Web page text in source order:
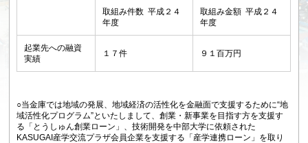
取組み件数 平成２４
年度
取組み金額 平成２４
年度
起業先への融資
実績
１７件 ９１百万円
○当金庫では地域の発展、地域経済の活性化を金融面で支援するために“地
域活性化プログラム”といたしまして、創業・新事業を目指す方を支援す
る「とうしゅん創業ローン」、技術開発を中部大学に依頼された
KASUGAI産学交流プラザ会員企業を支援する「産学連携ローン」を取り